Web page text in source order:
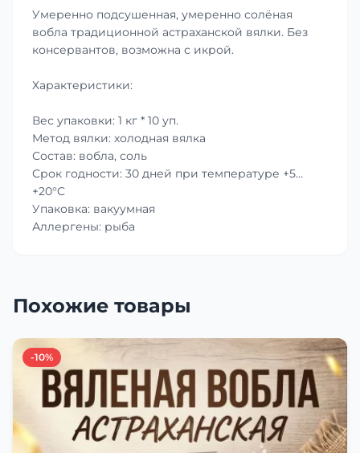
Умеренно подсушенная, умеренно солёная
вобла традиционной астраханской вялки. Без
консервантов, возможна с икрой.
Характеристики:
Вес упаковки: 1 кг * 10 уп.
Метод вялки: холодная вялка
Состав: вобла, соль
Срок годности: 30 дней при температуре +5…
+20°C
Упаковка: вакуумная
Аллергены: рыба
Похожие товары
-10%